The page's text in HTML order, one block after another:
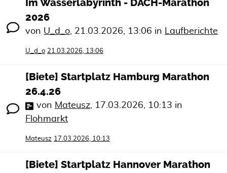
Im Wasserlabyrinth - DACH-Marathon
2026
von U_d_o, 21.03.2026, 13:06 in Laufberichte
U_d_o 21.03.2026, 13:06
[Biete] Startplatz Hamburg Marathon
26.4.26
von Mateusz, 17.03.2026, 10:13 in
Flohmarkt
Mateusz 17.03.2026, 10:13
[Biete] Startplatz Hannover Marathon